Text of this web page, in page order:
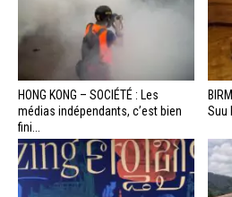
HONG KONG – SOCIÉTÉ : Les
médias indépendants, c’est bien
fini...
Suu